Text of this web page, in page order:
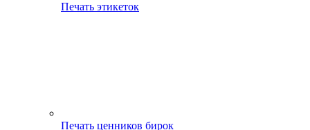
Печать этикеток
Печать ценников бирок